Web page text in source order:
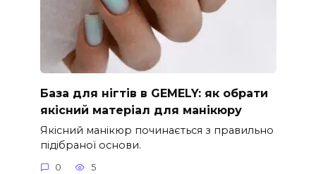
База для нігтів в GEMELY: як обрати
якісний матеріал для манікюру
Якісний манікюр починається з правильно
підібраної основи.
0 5